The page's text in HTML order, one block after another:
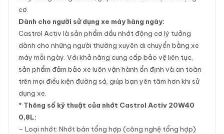
cơ.
Dành cho người sử dụng xe máy hàng ngày:
Castrol Activ là sản phẩm dầu nhớt động cơ lý tưởng
dành cho những người thường xuyên di chuyển bằng xe
máy mỗi ngày. Với khả năng cung cấp bảo vệ liên tục,
sản phẩm đảm bảo xe luôn vận hành ổn định và an toàn
trên mọi điều kiện đường sá, giúp bạn yên tâm hơn khi sử
dụng xe.
* Thông số kỹ thuật của nhớt Castrol Activ 20W40
0,8L:
– Loại nhớt: Nhớt bán tổng hợp (công nghệ tổng hợp)